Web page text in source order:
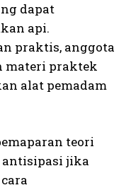
dapat
api.
praktis, anggota
materi praktek
alat pemadam
teori
jika